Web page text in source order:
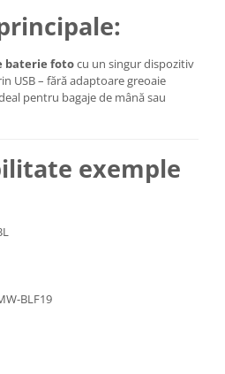
baterie fotocu un singur dispozitiv
USB – fără adaptoare greoaie
pentru bagaje de mână sau
exemple
BLF19